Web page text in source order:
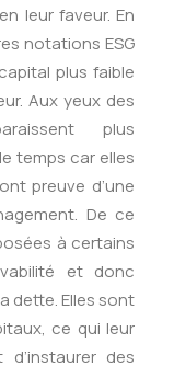
leur faveur. En
notations ESG
plus faible
Aux yeux des
plus
temps car elles
preuve d’une
De ce
à certains
et donc
dette. Elles sont
ce qui leur
des